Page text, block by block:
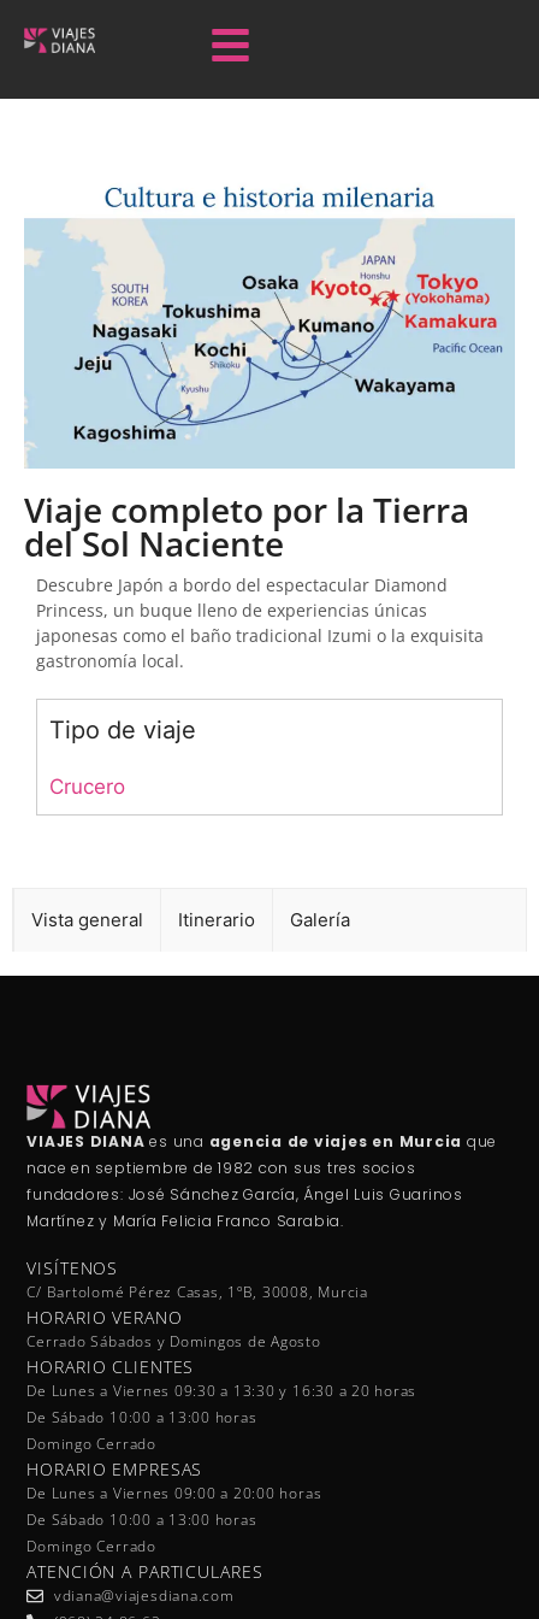
Viaje completo por la Tierra
del Sol Naciente
Descubre Japón a bordo del espectacular Diamond
Princess, un buque lleno de experiencias únicas
japonesas como el baño tradicional Izumi o la exquisita
gastronomía local.
Tipo de viaje
Crucero
Vista general
Un viaje completo es una experiencia como
Este viaje contará con
Madrid, Barcelona o Lisboa,
VISITAS, CRUCEROa bordo del Diamond
Princess, TRASLADOS y EXCURSIONES
OPCIONALES. Además, siempre contarás con
Y ahora además, ¡con CENA DE ESPECIALIDAD
GRATIS!
Descargar folleto
Itinerario
Galería